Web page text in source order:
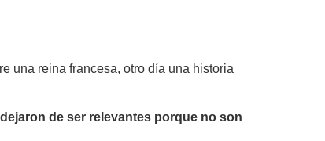
una reina francesa, otro día una historia
de ser relevantes porque no son